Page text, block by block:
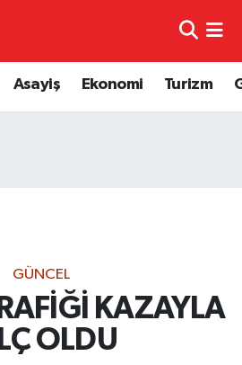
Asayiş Ekonomi Turizm
GÜNCEL
KAZAYLA
OLDU